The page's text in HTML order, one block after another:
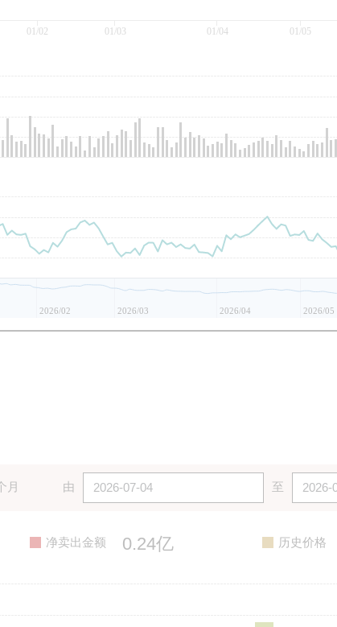
01/02 01/03 01/04 01/05
2026/02 2026/03 2026/04 2026/05
月 由 至
净卖出金额 0.24亿 历史价格